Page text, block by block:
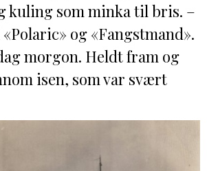
– LEVD LIV
CITY
kuling som minka til bris. –
og «Fangstmand».
morgon. Heldt fram og
isen, som var svært